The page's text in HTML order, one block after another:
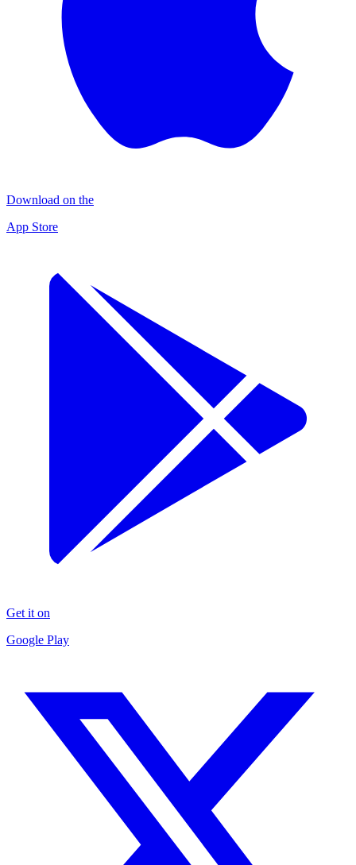
Download on the
App Store
Get it on
Google Play